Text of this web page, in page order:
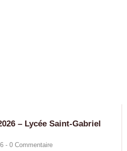
– Lycée Saint-Gabriel
- 0 Commentaire